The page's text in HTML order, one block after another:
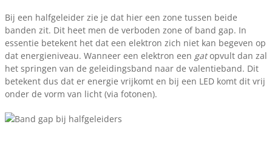
Bij een halfgeleider zie je dat hier een zone tussen beide
banden zit. Dit heet men de verboden zone of band gap. In
essentie betekent het dat een elektron zich niet kan begeven op
dat energieniveau. Wanneer een elektron een gatopvult dan zal
het springen van de geleidingsband naar de valentieband. Dit
betekent dus dat er energie vrijkomt en bij een LED komt dit vrij
onder de vorm van licht (via fotonen).